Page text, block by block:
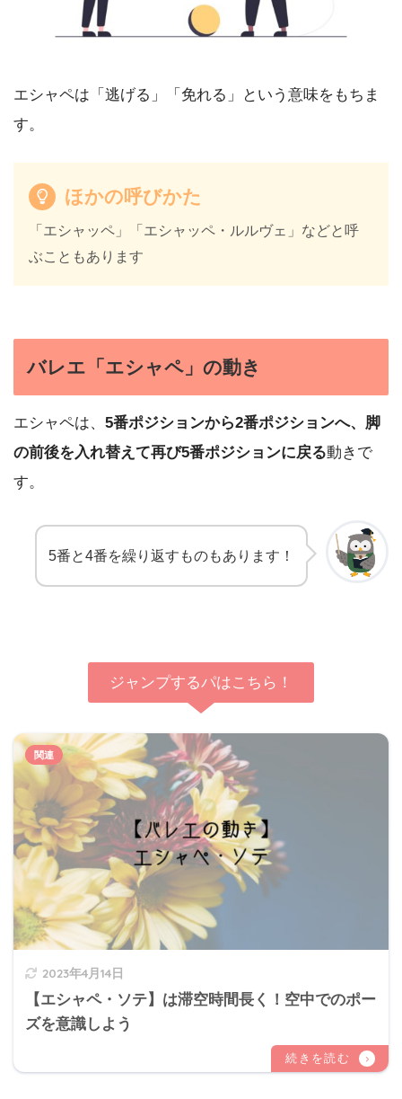
エシャペは「逃げる」「免れる」という意味をもちま
す。
ほかの呼びかた
「エシャッペ」「エシャッペ・ルルヴェ」などと呼
ぶこともあります
バレエ「エシャペ」の動き
エシャペは、 5番ポジションから2番ポジションへ、脚
の前後を入れ替えて再び5番ポジションに戻る動きで
す。
5番と4番を繰り返すものもあります！
ジャンプするパはこちら！
2023年4月14日
【エシャペ・ソテ】は滞空時間長く！空中でのポー
ズを意識しよう